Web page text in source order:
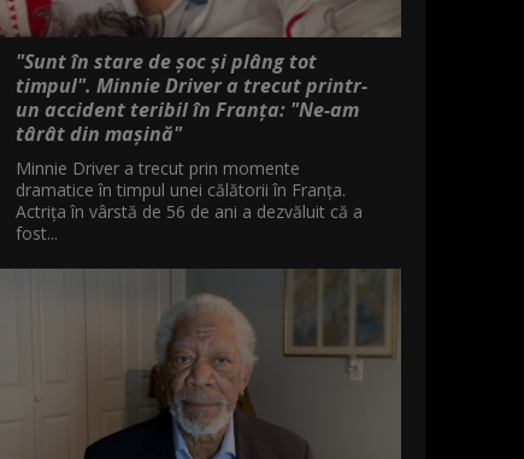
"Sunt în stare de șoc și plâng tot
timpul". Minnie Driver a trecut printr-
un accident teribil în Franța: "Ne-am
târât din mașină"
Minnie Driver a trecut prin momente
dramatice în timpul unei călătorii în Franța.
Actrița în vârstă de 56 de ani a dezvăluit că a
fost...